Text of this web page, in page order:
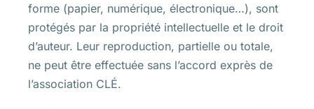
forme (papier, numérique, électronique…), sont
protégés par la propriété intellectuelle et le droit
d’auteur. Leur reproduction, partielle ou totale,
ne peut être effectuée sans l’accord exprès de
l’association CLÉ.